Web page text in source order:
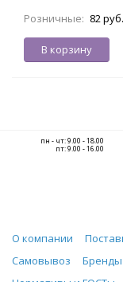
Розничные: 82 руб.
В корзину
пн - чт: 9.00 - 18.00
пт: 9.00 - 16.00
О компании
Самовывоз
Бренды